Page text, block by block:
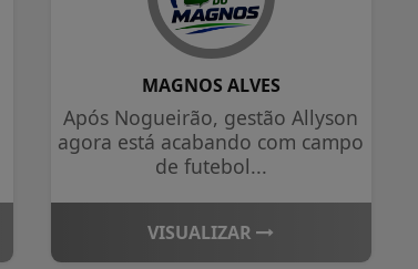
MAGNOS ALVES
Após Nogueirão, gestão Allyson
agora está acabando com campo
de futebol...
VISUALIZAR